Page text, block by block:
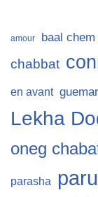
amour baal
chabbat
en avant
Lekha
oneg
parasha